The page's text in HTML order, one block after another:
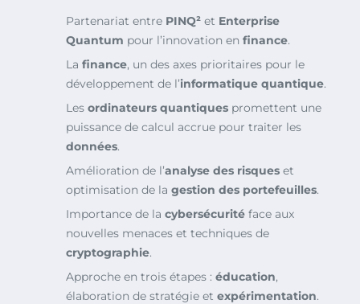
Partenariat entre PINQ² et Enterprise
Quantum pour l’innovation en finance.
La finance, un des axes prioritaires pour le
développement de l’informatique quantique.
Les ordinateurs quantiques promettent une
puissance de calcul accrue pour traiter les
données.
Amélioration de l’analyse des risques et
optimisation de la gestion des portefeuilles.
Importance de la cybersécurité face aux
nouvelles menaces et techniques de
cryptographie.
Approche en trois étapes : éducation,
élaboration de stratégie et expérimentation.